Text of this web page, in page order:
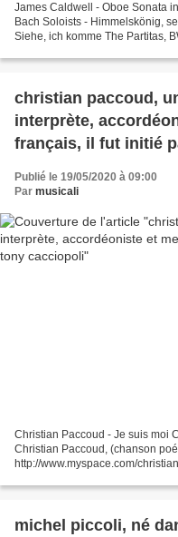
James Caldwell - Oboe Sonata
Bach Soloists - Himmelskönig,
Siehe, ich komme The Partitas,
christian paccoud,
interprète,
français, il fut initié
Publié le 19/05/2020 à 09:00
Par musicali
Christian Paccoud - Je suis moi
Christian Paccoud, (chanson
http://www.myspace.com/
michel piccoli, né